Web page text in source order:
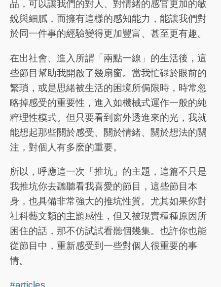
品，可以讓我們的對人、對情緒的感官更加的敏
銳與細膩，而擁有這樣的感知能力，能讓我們對
於同一件事的經驗變得更加豐富、甚至更有趣。
在出社會、進入所謂「兩點一線」的生活後，這
些節目幫助我開啟了幾扇窗。當我忙碌於眼前的
繁瑣，或是思緒被生活的困境所侷限時，時常忽
略掉感受的重要性，進入如機械式運作一般的純
粹理性模式。但只要看到窗外透進來的光，我就
能想起那些關於感受、關於情緒、關於想法的關
注，對個人有多麽的重要。
所以，呼應這一次「推坑」的主題，這篇不只是
我推坑你去聽聽看我喜愛的節目，這些節目本
身，也具備非常強大的推坑性質。尤其如果你對
社科藝文類的主題感性，但又被現實種種原因所
困住的話，那不仿試試看聽個幾集。也許你也能
從節目中，重新感受到一些對個人很重要的事
情。
#articles